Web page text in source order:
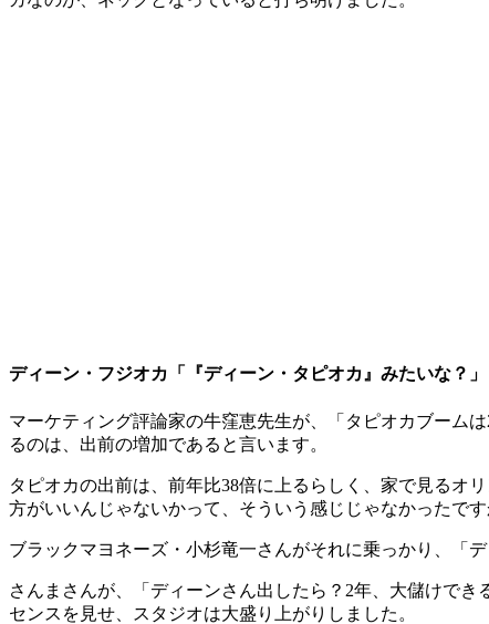
ディーン・フジオカ「『ディーン・タピオカ』みたいな？」
マーケティング評論家の牛窪恵先生が、「タピオカブーム
るのは、出前の増加であると言います。
タピオカの出前は、前年比38倍に上るらしく、家で見るオ
方がいいんじゃないかって、そういう感じじゃなかったです
ブラックマヨネーズ・小杉竜一さんがそれに乗っかり、「
さんまさんが、「ディーンさん出したら？2年、大儲けで
センスを見せ、スタジオは大盛り上がりしました。